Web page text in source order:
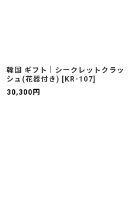
韓国 ギフト｜シークレットクラッ
シュ(花器付き) [ KR-107]
30,300 円